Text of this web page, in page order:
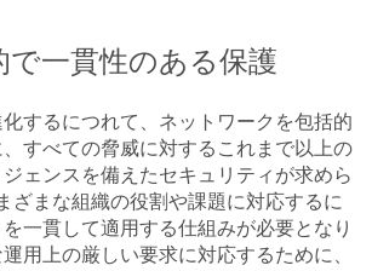
で一貫性のある保護
するにつれて、ネットワークを包括的
すべての脅威に対するこれまで以上の
ェンスを備えたセキュリティが求めら
ざまな組織の役割や課題に対応するに
一貫して適用する仕組みが必要となり
用上の厳しい要求に対応するために、